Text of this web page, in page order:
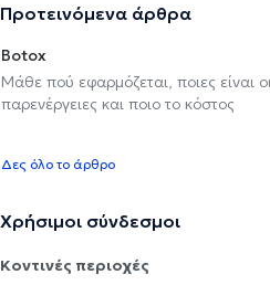
Προτεινόμενα άρθρα
Botox
Μάθε πού εφαρμόζεται, ποιες είναι
παρενέργειες και ποιο το κόστος
Δες όλο το άρθρο
Χρήσιμοι σύνδεσμοι
Κοντινές περιοχές